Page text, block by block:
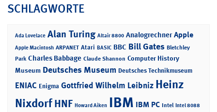
SCHLAGWORTE
Ada Lovelace Alan Turing Altair 8800 Analogrechner Apple
Apple Macintosh ARPANET Atari BASIC BBC Bill Gates Bletchley
Park Charles Babbage Claude Shannon Computer History
Museum Deutsches Museum Deutsches Technikmuseum
ENIAC Enigma Gottfried Wilhelm Leibniz Heinz
NixdorfHNF Howard Aiken IBM IBM PC Intel Intel 8088